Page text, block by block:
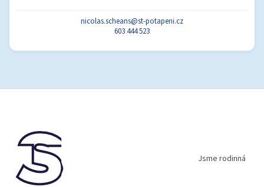
nicolas.scheans@st-potapeni.cz
603 444 523
Jsme rodinná